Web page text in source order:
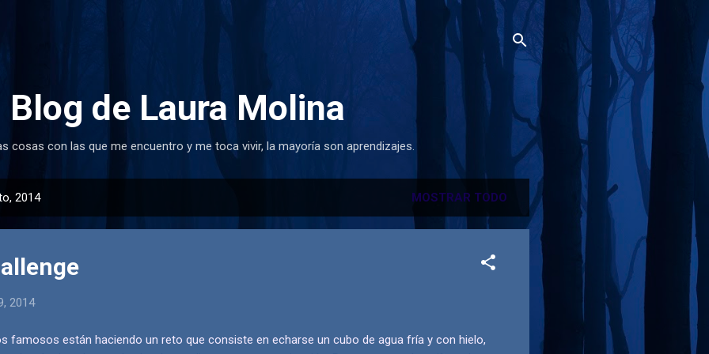
Blog de Laura Molina
cosas con las que me encuentro y me toca vivir, la mayoría son aprendizajes.
2014 MOSTRAR TODO
2014
famosos están haciendo un reto que consiste en echarse un cubo de agua fría y con hielo,